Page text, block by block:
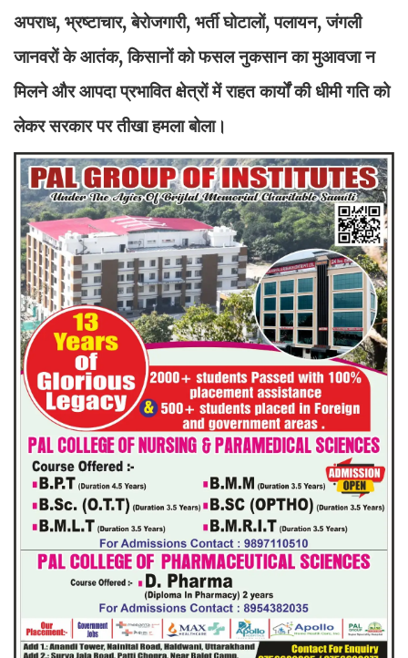
अपराध, भ्रष्टाचार, बेरोजगारी, भर्ती घोटालों, पलायन, जंगली
जानवरों के आतंक, किसानों को फसल नुकसान का मुआवजा न
मिलने और आपदा प्रभावित क्षेत्रों में राहत कार्यों की धीमी गति को
लेकर सरकार पर तीखा हमला बोला।